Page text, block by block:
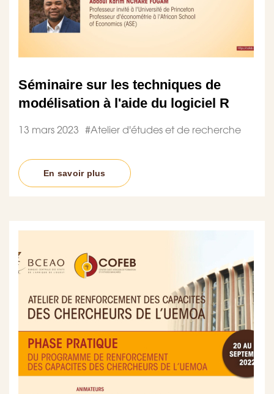
Séminaire sur les techniques de
modélisation à l'aide du logiciel R
13 mars 2023 #Atelier d'études et de recherche
En savoir plus